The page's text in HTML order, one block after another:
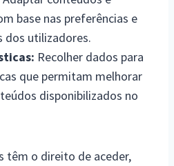
base nas preferências e
utilizadores.
Recolher dados para
que permitam melhorar
disponibilizados no
têm o direito de aceder,